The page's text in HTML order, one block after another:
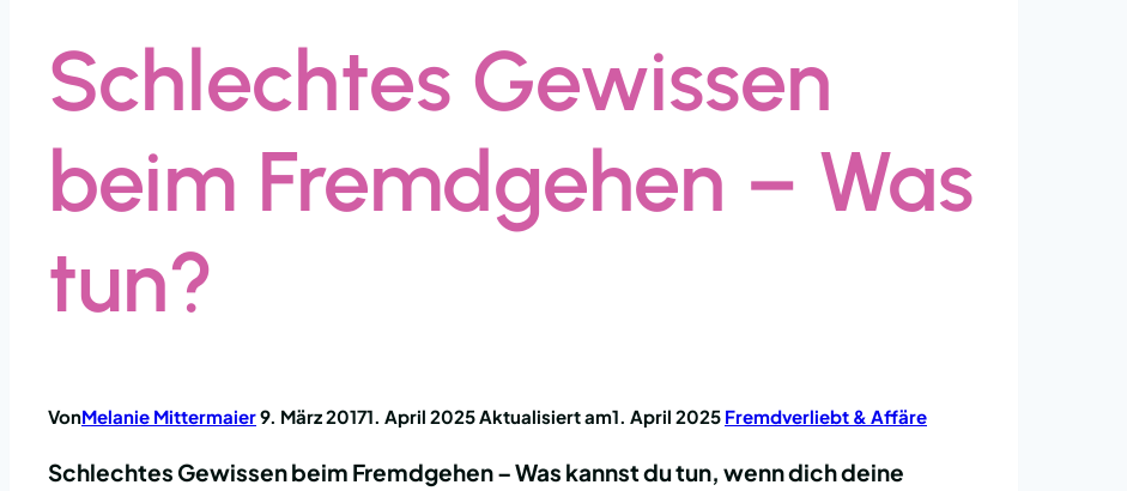
Schlechtes Gewissen
beim Fremdgehen – Was
tun?
VonMelanie Mittermaier9. März 20171. April 2025Aktualisiert am1. April 2025 Fremdverliebt & Affäre
Schlechtes Gewissen beim Fremdgehen – Was kannst du tun, wenn dich deine